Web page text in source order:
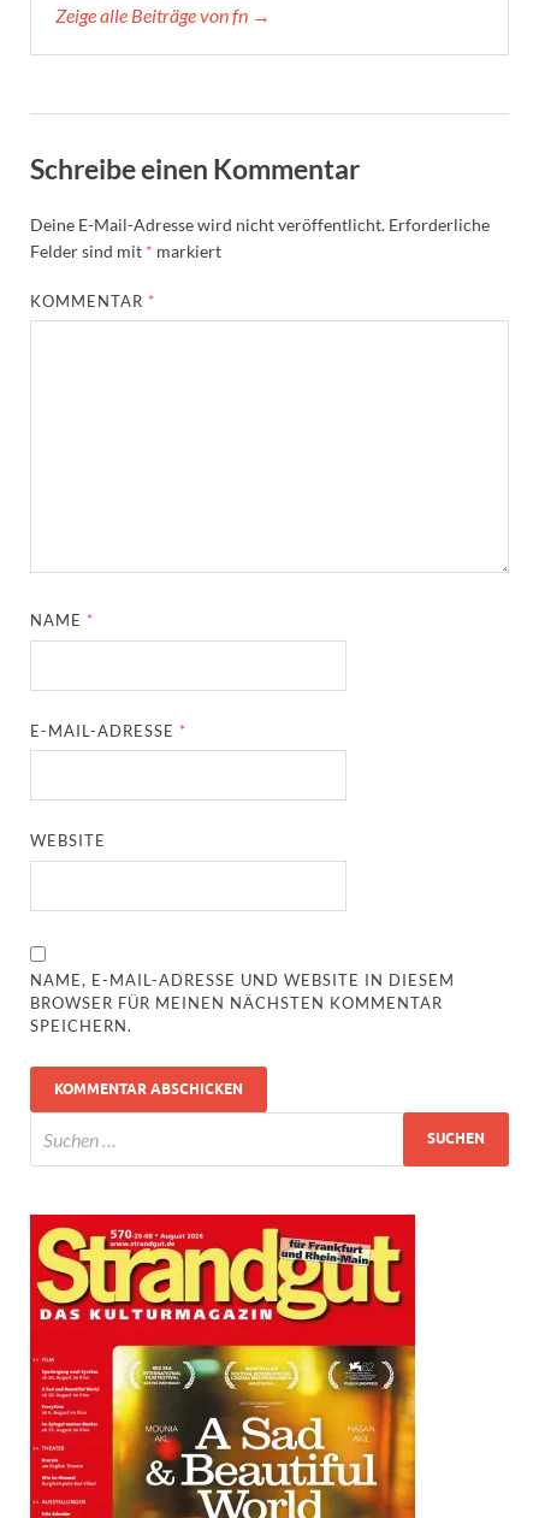
Zeige alle Beiträge von fn →
Schreibe einen Kommentar
Deine E-Mail-Adresse wird nicht veröffentlicht. Erforderliche
Felder sind mit * markiert
KOMMENTAR *
NAME *
E-MAIL-ADRESSE *
WEBSITE
NAME, E-MAIL-ADRESSE UND WEBSITE IN DIESEM
BROWSER FÜR MEINEN NÄCHSTEN KOMMENTAR
SPEICHERN.